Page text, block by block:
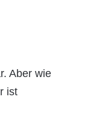
Aber wie
ist